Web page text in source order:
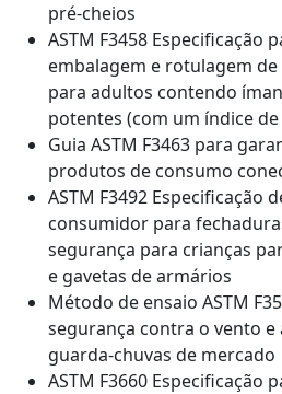
pré-cheios
ASTM F3458 Especificação
embalagem e rotulagem
para adultos contendo
potentes (com um índice
Guia ASTM F3463 para
produtos de consumo
ASTM F3492 Especificação
consumidor para
segurança para crianças
e gavetas de armários
Método de ensaio ASTM
segurança contra o vento
guarda-chuvas de mercado
ASTM F3660 Especificação